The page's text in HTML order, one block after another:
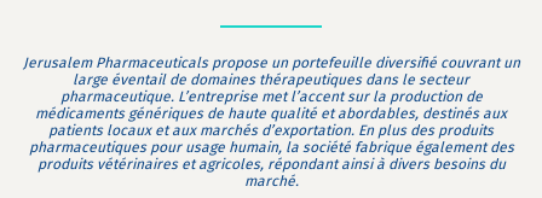
Jerusalem Pharmaceuticals propose un portefeuille diversifié couvrant un
large éventail de domaines thérapeutiques dans le secteur
pharmaceutique. L’entreprise met l’accent sur la production de
médicaments génériques de haute qualité et abordables, destinés aux
patients locaux et aux marchés d’exportation. En plus des produits
pharmaceutiques pour usage humain, la société fabrique également des
produits vétérinaires et agricoles, répondant ainsi à divers besoins du
marché.